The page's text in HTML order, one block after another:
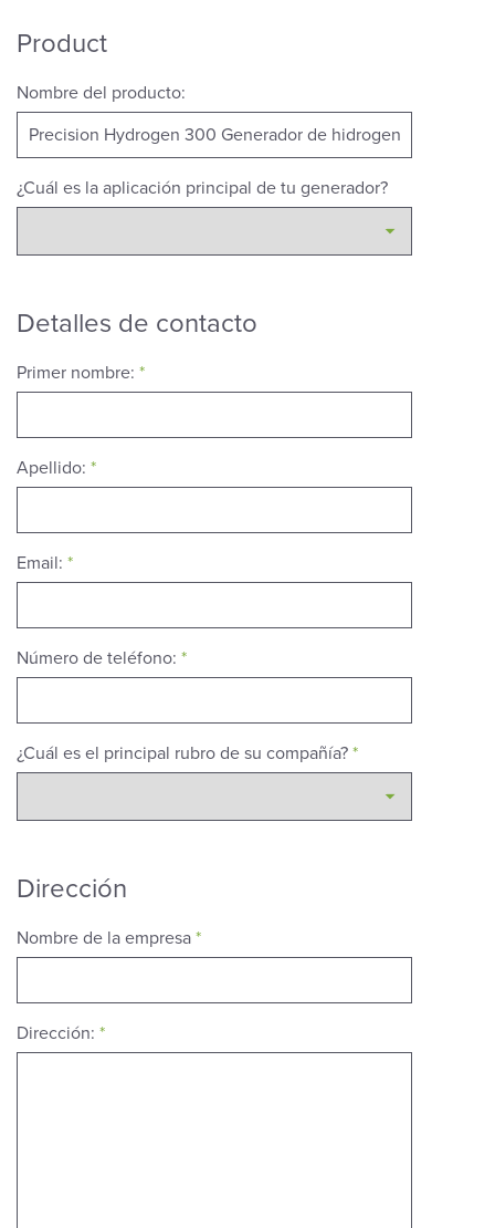
Product
Nombre del producto:
¿Cuál es la aplicación principal de tu generador?
Detalles de contacto
Primer nombre: *
Apellido: *
Email: *
Número de teléfono: *
¿Cuál es el principal rubro de su compañía? *
Dirección
Nombre de la empresa *
Dirección: *